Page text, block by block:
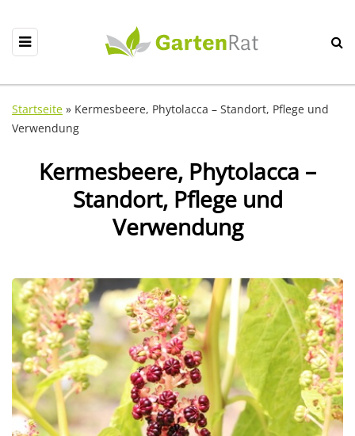
Startseite » Kermesbeere, Phytolacca – Standort, Pflege und
Verwendung
Kermesbeere, Phytolacca –
Standort, Pflege und
Verwendung